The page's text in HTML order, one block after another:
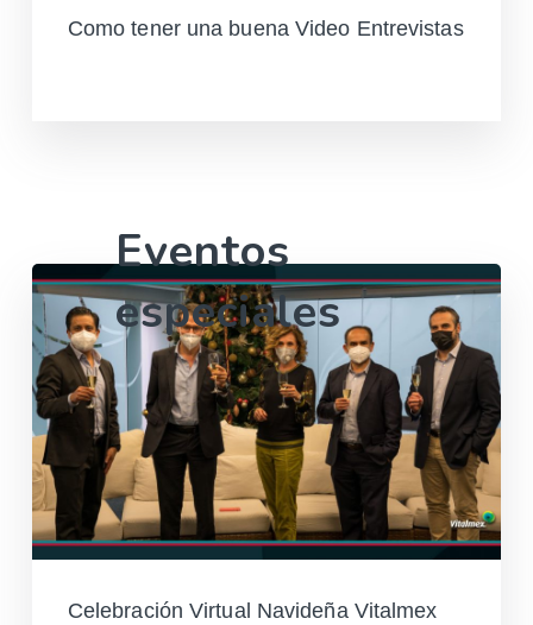
Como tener una buena Video Entrevistas
Eventos
especiales
Celebración Virtual Navideña Vitalmex